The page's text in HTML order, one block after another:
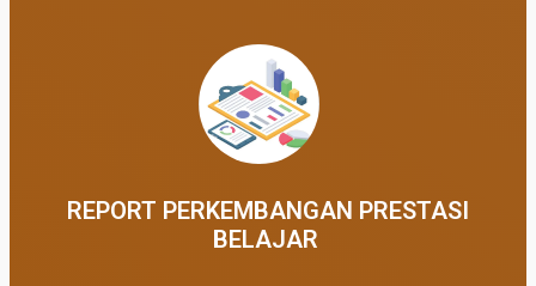
REPORT PERKEMBANGAN PRESTASI
BELAJAR ​